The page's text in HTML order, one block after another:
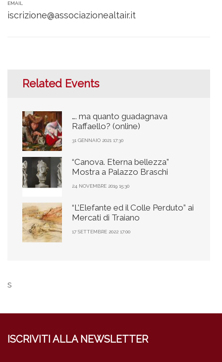
EMAIL
iscrizione@associazionealtair.it
Related Events
…. ma quanto guadagnava
Raffaello? (online)
31 GENNAIO 2021 17:30
“Canova. Eterna bellezza”
Mostra a Palazzo Braschi
24 NOVEMBRE 2019 15:30
“L’Elefante ed il Colle Perduto” ai
Mercati di Traiano
17 SETTEMBRE 2022 17:00
s
ISCRIVITI ALLA NEWSLETTER